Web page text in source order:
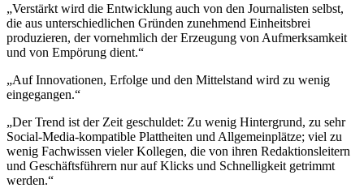
„Verstärkt wird die Entwicklung auch von den Journalisten selbst,
die aus unterschiedlichen Gründen zunehmend Einheitsbrei
produzieren, der vornehmlich der Erzeugung von Aufmerksamkeit
und von Empörung dient.“
„Auf Innovationen, Erfolge und den Mittelstand wird zu wenig
eingegangen.“
„Der Trend ist der Zeit geschuldet: Zu wenig Hintergrund, zu sehr
Social-Media-kompatible Plattheiten und All­gemein­plätze; viel zu
wenig Fachwissen vieler Kollegen, die von ihren Redaktionsleitern
und Geschäftsführern nur auf Klicks und Schnelligkeit getrimmt
werden.“